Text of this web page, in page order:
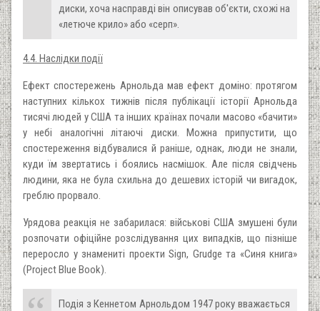
диски, хоча насправді він описував об'єкти, схожі на
«летюче крило» або «серп».
4.4. Наслідки події
Ефект спостережень Арнольда мав ефект доміно: протягом
наступних кількох тижнів після публікації історії Арнольда
тисячі людей у США та інших країнах почали масово «бачити»
у небі аналогічні літаючі диски. Можна припустити, що
спостереження відбувалися й раніше, однак, люди не знали,
куди їм звертатись і боялись насмішок. Але після свідчень
людини, яка не була схильна до дешевих історій чи вигадок,
греблю прорвало.
Урядова реакція не забарилася: військові США змушені були
розпочати офіційне розслідування цих випадків, що пізніше
переросло у знамениті проекти Sign, Grudge та «Синя книга»
(Project Blue Book).
Подія з Кеннетом Арнольдом 1947 року вважається